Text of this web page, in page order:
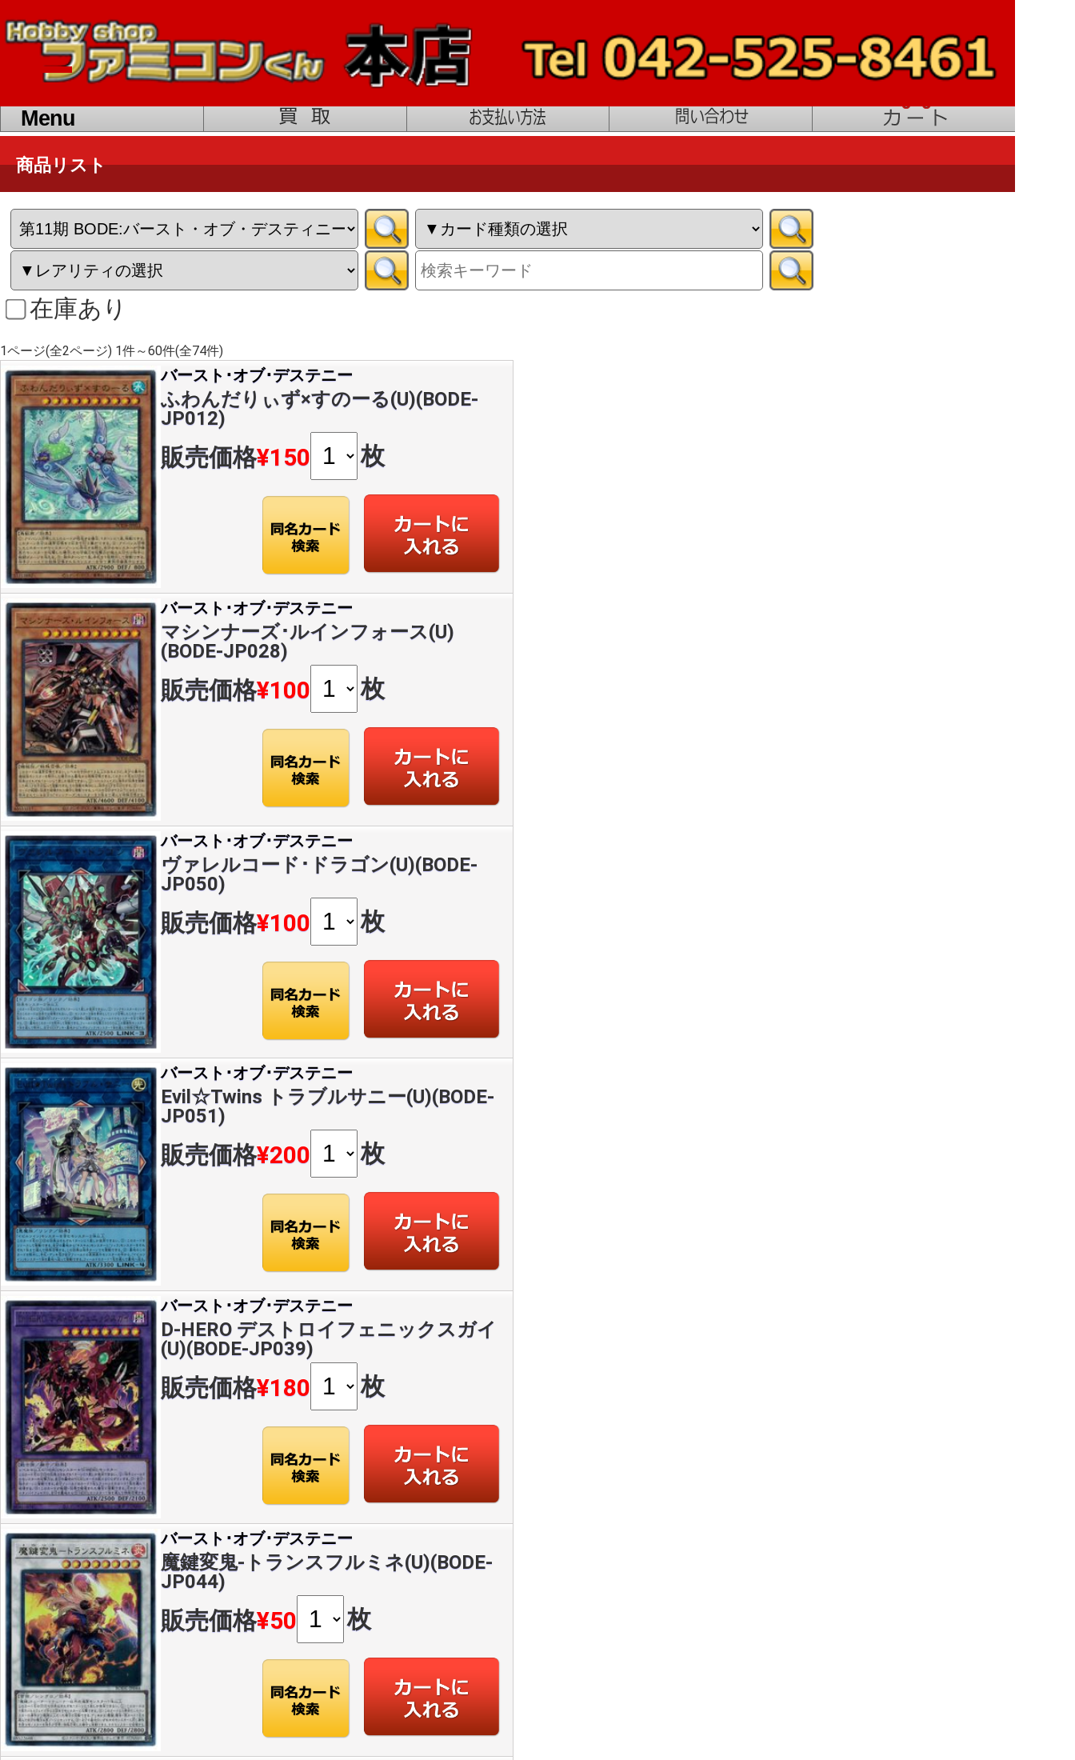
toggle
navigation
Menu
商品リスト
在庫あり
1ページ(全2ページ) 1件～60件(全74件)
バースト･オブ･デステニー
ふわんだりぃず×すのーる(U)(BODE-
JP012)
販売価格¥150 枚
バースト･オブ･デステニー
マシンナーズ･ルインフォース(U)
(BODE-JP028)
販売価格¥100 枚
バースト･オブ･デステニー
ヴァレルコード･ドラゴン(U)(BODE-
JP050)
販売価格¥100 枚
バースト･オブ･デステニー
Evil☆Twins トラブルサニー(U)(BODE-
JP051)
販売価格¥200 枚
バースト･オブ･デステニー
D-HERO デストロイフェニックスガイ
(U)(BODE-JP039)
販売価格¥180 枚
バースト･オブ･デステニー
魔鍵変鬼-トランスフルミネ(U)(BODE-
JP044)
販売価格¥50 枚